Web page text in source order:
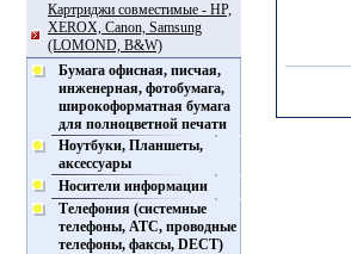
Картриджи совместимые - HP,
XEROX, Canon, Samsung
(LOMOND, B&W)
Бумага офисная, писчая,
инженерная, фотобумага,
широкоформатная бумага
для полноцветной печати
Ноутбуки, Планшеты,
аксессуары
Носители информации
Телефония (системные
телефоны, АТС, проводные
телефоны, факсы, DECT)